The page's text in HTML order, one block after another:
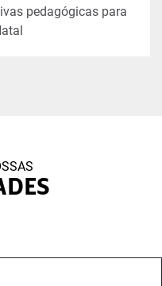
pedagógicas para